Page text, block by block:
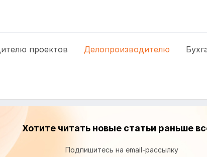
проектов Делопроизводителю
Хотите читать новые статьи раньше
Подпишитесь на email-рассылку